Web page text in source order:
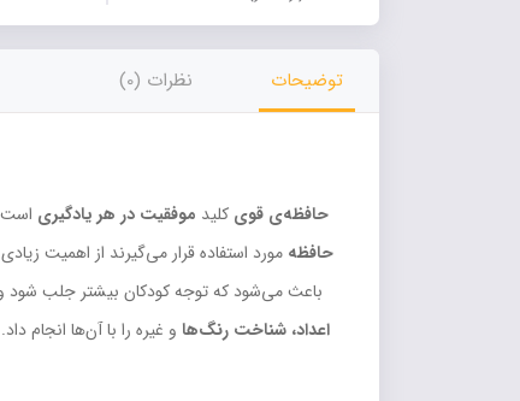
توضیحات نظرات (0)
حافظه‌ی قوی کلید موفقیت در هر یادگیری است
حافظه مورد استفاده قرار می‌گیرند از اهمیت
باعث می‌شود که توجه کودکان بیشتر جلب شود و
اعداد، شناخت رنگ‌ها و غیره را با آن‌ها انجام